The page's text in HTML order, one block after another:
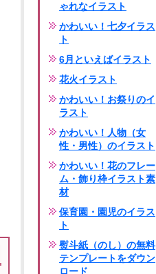
ゃれなイラスト
かわいい！七夕イラス
ト
6月といえばイラスト
花火イラスト
かわいい！お祭りのイ
ラスト
かわいい！人物（女
性・男性）のイラスト
かわいい！花のフレー
ム・飾り枠イラスト素
材
保育園・園児のイラス
ト
熨斗紙（のし）の無料
テンプレートをダウン
ロード